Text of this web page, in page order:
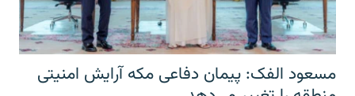
مسعود الفک: پیمان دفاعی مکه آرایش امنیتی